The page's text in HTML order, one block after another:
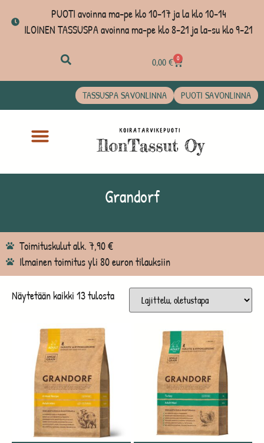
PUOTI avoinna ma-pe klo 10-17 ja la klo 10-14
ILOINEN TASSUSPA avoinna ma-pe klo 8-21 ja la-su klo 9-21
0,00€ 0
TASSUSPA SAVONLINNA PUOTI SAVONLINNA
Grandorf
Toimituskulut alk. 7,90 €
Ilmainen toimitus yli 80 euron tilauksiin
Näytetään kaikki 13 tulosta